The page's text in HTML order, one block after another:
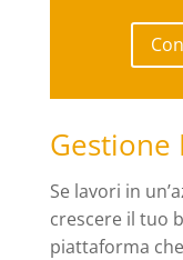
Gestione
Se lavori in
crescere il tuo
piattaforma